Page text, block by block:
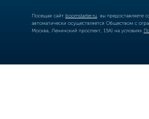
Посещая сайт boomstarter.ru , вы предоставляете
автоматически осуществляется Обществом с
Москва, Ленинский проспект, 15А) на условиях